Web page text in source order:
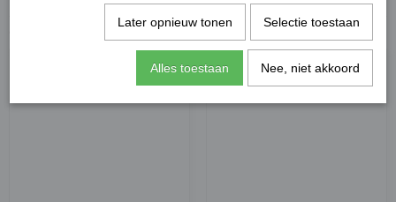
0,06 Kg
Ook interessant
Later opnieuw tonen Selectie toestaan
Alles toestaan Nee, niet akkoord